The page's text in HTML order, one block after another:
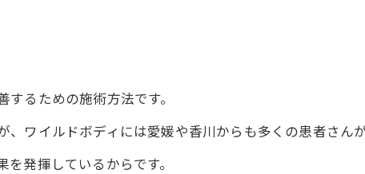
るための施術方法です。
ワイルドボディには愛媛や香川からも多くの患者さんが
発揮しているからです。